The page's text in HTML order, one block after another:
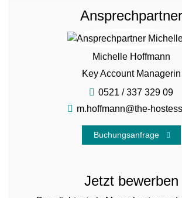
Ansprechpartner
Michelle Hoffmann
Key Account Managerin
0521 / 337 329 09
m.hoffmann@the-
Buchungsanfrage
Jetzt bewerben